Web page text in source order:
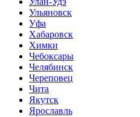
Ульяновск
Уфа
Хабаровск
Химки
Чебоксары
Челябинск
Череповец
Чита
Якутск
Ярославль